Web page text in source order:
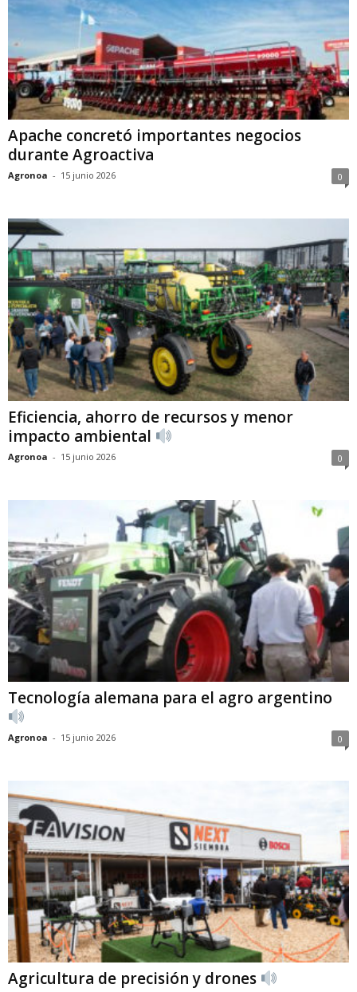
Apache concretó importantes negocios
durante Agroactiva
Agronoa - 15 junio 2026 0
Eficiencia, ahorro de recursos y menor
impacto ambiental
Agronoa - 15 junio 2026 0
Tecnología alemana para el agro argentino
Agronoa - 15 junio 2026 0
Agricultura de precisión y drones